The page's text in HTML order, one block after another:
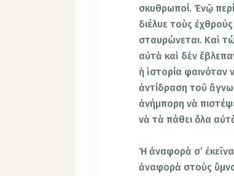
σκυθρωποί. Ἐνῷ
διέλυε τοὺς
σταυρώνεται. Καὶ
αὐτὰ καὶ δὲν
ἡ ἱστορία φαινόταν
ἀντίδραση τοῦ
ἀνήμπορη νὰ
νὰ τὰ πάθει ὅλα
Ἡ ἀναφορὰ σ’
ἀναφορὰ στοὺς